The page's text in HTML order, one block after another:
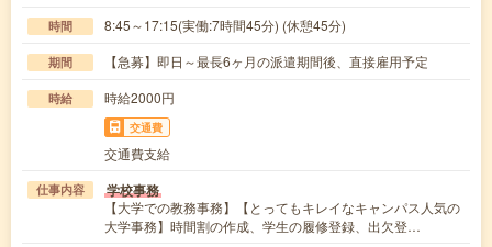
時間 8:45～17:15(実働:7時間45分) (休憩45分)
期間 【急募】即日～最長6ヶ月の派遣期間後、直接雇用予定
時給 時給2000円
交通費
交通費支給
仕事内容 学校事務
【大学での教務事務】【とってもキレイなキャンパス人気の
大学事務】時間割の作成、学生の履修登録、出欠登…